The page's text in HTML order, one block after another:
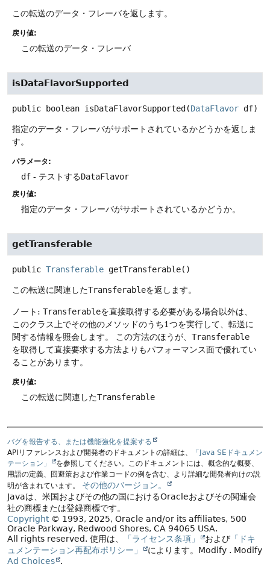
この転送のデータ・フレーバを返します。
戻り値:
この転送のデータ・フレーバ
isDataFlavorSupported
public boolean isDataFlavorSupported (DataFlavor df)
指定のデータ・フレーバがサポートされているかどうかを返しま
す。
パラメータ:
df - テストするDataFlavor
戻り値:
指定のデータ・フレーバがサポートされているかどうか。
getTransferable
public Transferable getTransferable()
この転送に関連したTransferableを返します。
ノート: Transferableを直接取得する必要がある場合以外は、
このクラス上でその他のメソッドのうち1つを実行して、転送に
関する情報を照会します。
この方法のほうが、 Transferable
を取得して直接要求する方法よりもパフォーマンス面で優れてい
ることがあります。
戻り値:
この転送に関連したTransferable
バグを報告する、または機能強化を提案する
APIリファレンスおよび開発者のドキュメントの詳細は、
「Java SEドキュメン
テーション」
を参照してください。このドキュメントには、概念的な概要、
用語の定義、回避策および作業コードの例を含む、より詳細な開発者向けの説
明が含まれています。
その他のバージョン。
Javaは、米国およびその他の国におけるOracleおよびその関連会
社の商標または登録商標です。
Copyright© 1993, 2025, Oracle and/or its affiliates, 500
Oracle Parkway, Redwood Shores, CA 94065 USA.
All rights reserved. 使用は、 「ライセンス条項」 および 「ドキ
ュメンテーション再配布ポリシー」
によります。 Modify . Modify
Ad Choices
.